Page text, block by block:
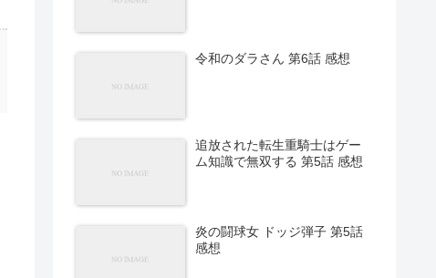
令和のダラさん 第6話 感想
追放された転生重騎士はゲー
ム知識で無双する 第5話 感想
炎の闘球女 ドッジ弾子 第5話
感想